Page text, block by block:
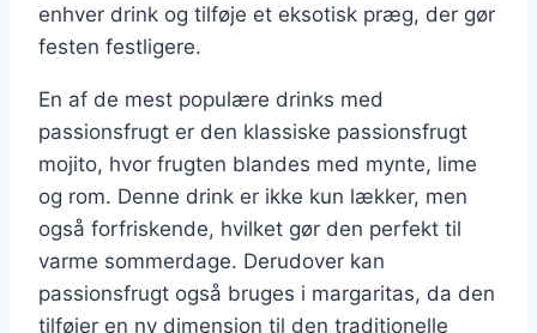
enhver drink og tilføje et eksotisk præg, der gør
festen festligere.
En af de mest populære drinks med
passionsfrugt er den klassiske passionsfrugt
mojito, hvor frugten blandes med mynte, lime
og rom. Denne drink er ikke kun lækker, men
også forfriskende, hvilket gør den perfekt til
varme sommerdage. Derudover kan
passionsfrugt også bruges i margaritas, da den
tilføjer en ny dimension til den traditionelle